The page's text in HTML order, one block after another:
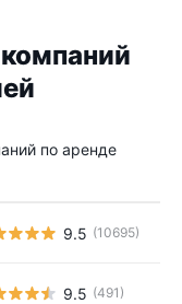
по аренде
9.5 (10695)
9.5 (491)